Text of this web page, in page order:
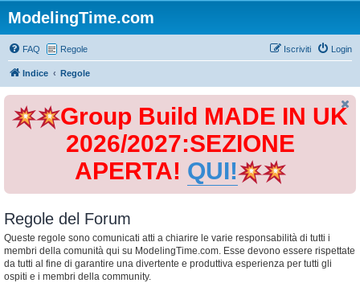
ModelingTime.com
FAQ Regole Login
Iscriviti
Indice Regole
Group Build MADE IN UK
2026/2027:SEZIONE
APERTA! QUI!
Regole del Forum
Queste regole sono comunicati atti a chiarire le varie responsabilità di tutti i
membri della comunità qui su ModelingTime.com. Esse devono essere rispettate
da tutti al fine di garantire una divertente e produttiva esperienza per tutti gli
ospiti e i membri della community.